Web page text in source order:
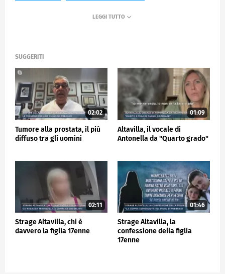
SUGGERITI
02:02
Tumore alla prostata, il più
diffuso tra gli uomini
01:09
Altavilla, il vocale di
Antonella da "Quarto grado"
02:11
Strage Altavilla, chi è
davvero la figlia 17enne
01:46
Strage Altavilla, la
confessione della figlia
17enne